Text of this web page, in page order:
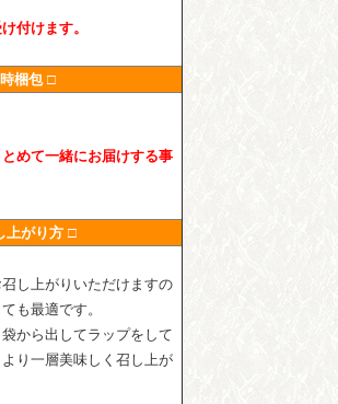
付けます。
梱包 □
めて一緒にお届けする事
上がり方 □
し上がりいただけますの
も最適です。
から出してラップをして
り一層美味しく召し上が